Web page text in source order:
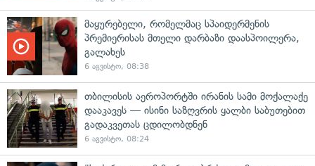
მაყურებელი, რომელმაც სპაიდერმენის
პრემიერისას მთელი დარბაზი დაასპოილერა,
გალახეს
6 აგვისტო, 08:38
თბილისის აეროპორტში ირანის სამი მოქალაქე
დააკავეს — ისინი საზღვრის ყალბი საბუთებით
გადაკვეთას ცდილობდნენ
6 აგვისტო, 08:24